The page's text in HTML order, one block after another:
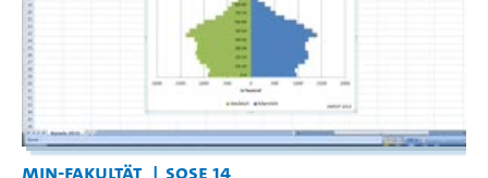
MIN-Fakultät SoSe 14